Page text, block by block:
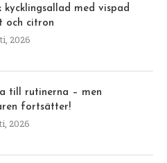
kycklingsallad med vispad
och citron
2026
till rutinerna – men
fortsätter!
2026